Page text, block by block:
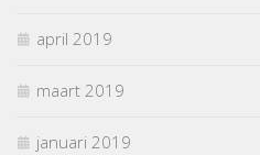
april 2019
maart 2019
januari 2019